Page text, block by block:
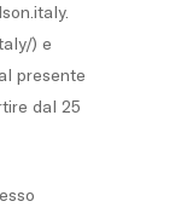
) e
presente
dal 25